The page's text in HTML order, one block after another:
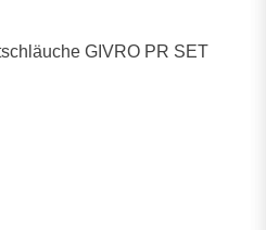
GIVRO PR SET